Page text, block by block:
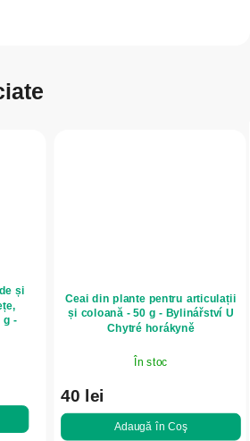
și
g -
Ceai din plante pentru articulații
și coloană - 50 g - Bylinářství U
Chytré horákyně
În stoc
40 lei
Adaugă în Coş